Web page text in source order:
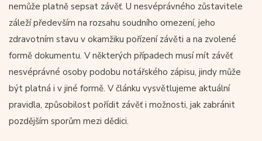
nemůže platně sepsat závěť. U nesvéprávného zůstavitele
záleží především na rozsahu soudního omezení, jeho
zdravotním stavu v okamžiku pořízení závěti a na zvolené
formě dokumentu. V některých případech musí mít závěť
nesvéprávné osoby podobu notářského zápisu, jindy může
být platná i v jiné formě. V článku vysvětlujeme aktuální
pravidla, způsobilost pořídit závěť i možnosti, jak zabránit
pozdějším sporům mezi dědici.